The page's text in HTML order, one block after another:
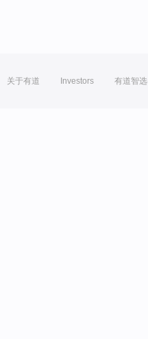
关于有道 Investors 有道智选